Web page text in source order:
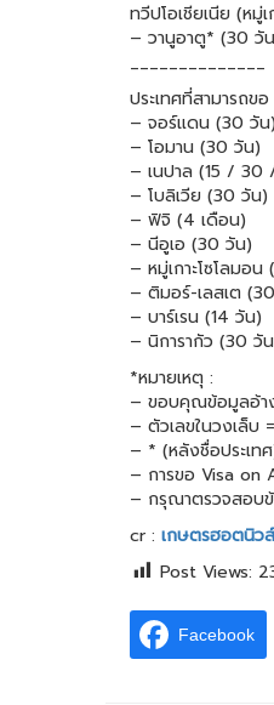
ทวีปโอเชียเนีย (หมู่
– วานูอาตู* (30 วั
______________
ประเทศที่สามารถ
– จอร์แดน (30 วัน)
– โอมาน (30 วัน)
– เนปาล (15 /
– โบลิเวีย (30 วัน)
– ฟิจิ (4 เดือน)
– นีอูเอ (30 วัน)
– หมู่เกาะโซโลมอน
– ติมอร์-เลสเต
– บาร์เรน (14 วัน)
– นิการากัว (30 วั
*หมายเหตุ :
– ขอบคุณข้อมูลอ้า
– ตัวเลขในวงเล็บ
– * (หลังชื่อประเท
– การขอ Visa on
– กรุณาตรวจสอบข้
cr : เกษตรฮอตนิว
Post Views:
Facebook